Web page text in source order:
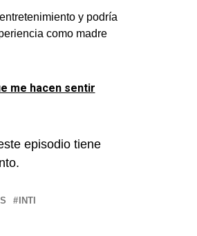
y podría
como madre
me hacen sentir
episodio tiene
INTI